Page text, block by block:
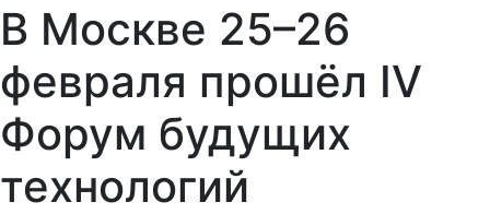
В Москве 25–26
февраля прошёл IV
Форум будущих
технологий